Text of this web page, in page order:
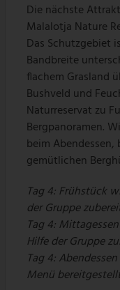
Die nächste
Malalotja Nature
Das Schutzgebiet
Bandbreite
flachem Grasland
Bushveld und
Naturreservat zu
Bergpanoramen.
beim
gemütlichen
Tag 4: Frühstück
der Gruppe
Tag 4:
Hilfe der Gruppe
Tag 4:
Menü